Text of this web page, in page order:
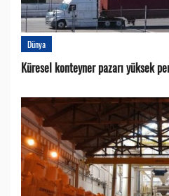
Dünya
Küresel konteyner pazarı yüksek